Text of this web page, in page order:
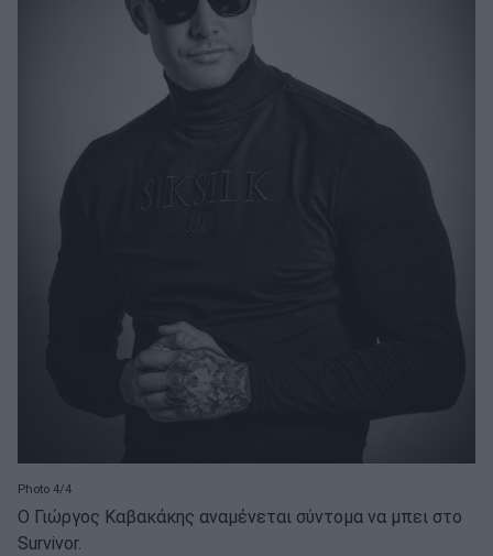
Photo 4/4
Ο Γιώργος Καβακάκης αναμένεται σύντομα να μπει στο
Survivor.